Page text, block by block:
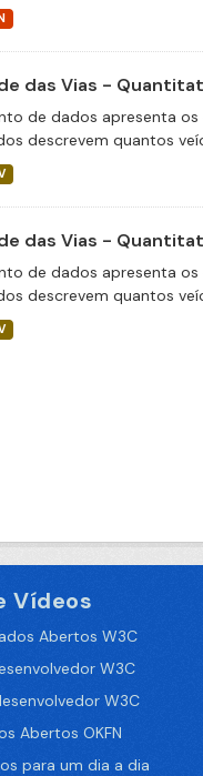
das Vias -
de dados apresenta
descrevem quantos
das Vias -
de dados apresenta
descrevem quantos
Vídeos
Abertos W3C
W3C
W3C
Abertos OKFN
para um dia a dia